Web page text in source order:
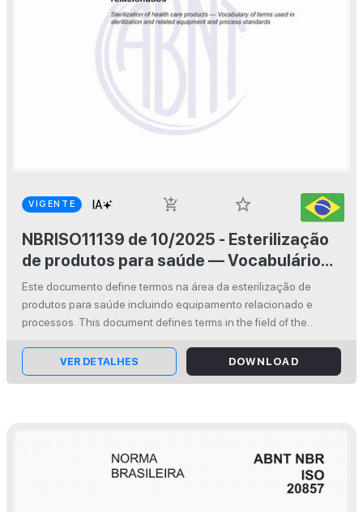
VIGENTE add_shopping_cart
star_border
NBRISO11139 de 10/2025 - Esterilização
de produtos para saúde — Vocabulário
de termos utilizados em normas de
esterilização, equipamentos e processos
relacionados
Este documento define termos na área da esterilização de
produtos para saúde incluindo equipamento relacionado e
processos. This document defines terms in the field of the
and processes....
VER DETALHES DOWNLOAD